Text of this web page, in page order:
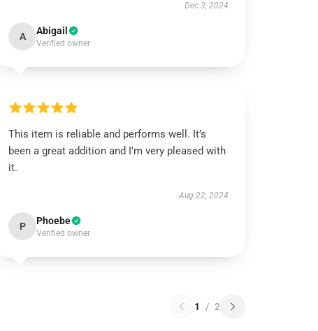
Dec 3, 2024
A Abigail
Verified owner
This item is reliable and performs well. It’s
been a great addition and I’m very pleased with
it.
Aug 22, 2024
P Phoebe
Verified owner
1 / 2